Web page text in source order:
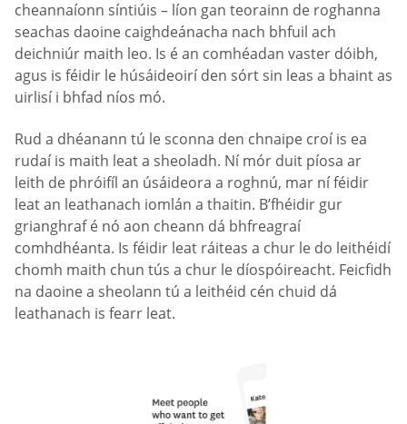
cheannaíonn síntiúis – líon gan teorainn de roghanna
seachas daoine caighdeánacha nach bhfuil ach
deichniúr maith leo. Is é an comhéadan vaster dóibh,
agus is féidir le húsáideoirí den sórt sin leas a bhaint as
uirlisí i bhfad níos mó.
Rud a dhéanann tú le sconna den chnaipe croí is ea
rudaí is maith leat a sheoladh. Ní mór duit píosa ar
leith de phróifíl an úsáideora a roghnú, mar ní féidir
leat an leathanach iomlán a thaitin. B’fhéidir gur
grianghraf é nó aon cheann dá bhfreagraí
comhdhéanta. Is féidir leat ráiteas a chur le do leithéidí
chomh maith chun tús a chur le díospóireacht. Feicfidh
na daoine a sheolann tú a leithéid cén chuid dá
leathanach is fearr leat.